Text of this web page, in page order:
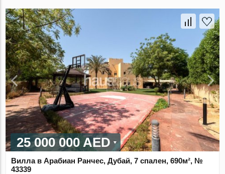
25 000 000 AED
Вилла в Арабиан Ранчес, Дубай, 7 спален, 690м², №
43339